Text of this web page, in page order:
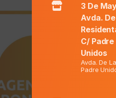
3 De
Avda.
C/ Padre
Unidos
Avda. De
Padre